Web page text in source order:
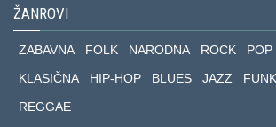
ŽANROVI
ZABAVNA FOLK NARODNA ROCK POP
KLASIČNA
HIP-HOP BLUES JAZZ FUNK
REGGAE